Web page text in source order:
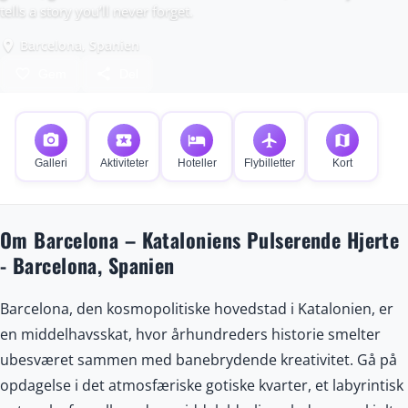
tells a story you’ll never forget.
place Barcelona, Spanien
photo_camera
Galleri
local_activity
Aktiviteter
hotel
Hoteller
flight
Flybilletter
map
Kort
Om Barcelona – Kataloniens Pulserende Hjerte
- Barcelona, Spanien
Barcelona, den kosmopolitiske hovedstad i Katalonien, er
en middelhavsskat, hvor århundreders historie smelter
ubesværet sammen med banebrydende kreativitet. Gå på
opdagelse i det atmosfæriske gotiske kvarter, et labyrintisk